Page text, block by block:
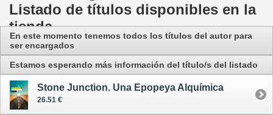
Listado de títulos disponibles en la
tienda
En este momento tenemos todos los títulos del autor para
ser encargados
Estamos esperando más información del título/s del listado
Stone Junction. Una Epopeya Alquímica
26.51 €